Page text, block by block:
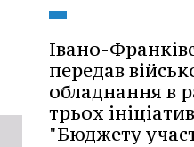
Івано-
передав
обладнання в
трьох ініціатив
"Бюджету